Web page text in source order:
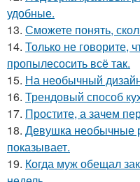
удобные.
13. Сможете понять,
14. Только не говорите,
пропылесосить всё так.
15. На необычный
16. Трендовый способ
17. Простите, а зачем
18. Девушка необычные
показывает.
19. Когда муж обещал